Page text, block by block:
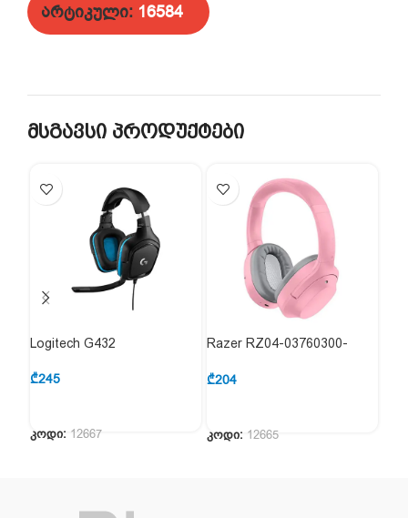
არტიკული: 16584
მსგავსი პროდუქტები
Logitech G432
₾245
კოდი: 12667
Razer RZ04-03760300-
₾204
კოდი: 12665